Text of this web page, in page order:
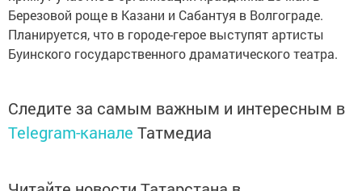
Березовой роще в Казани и Сабантуя в Волгограде.
Планируется, что в городе-герое выступят артисты
Буинского государственного драматического театра.
Следите за самым важным и интересным в
Telegram-канале Татмедиа